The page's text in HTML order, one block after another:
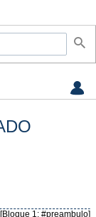
[Bloque 1: #preambulo]